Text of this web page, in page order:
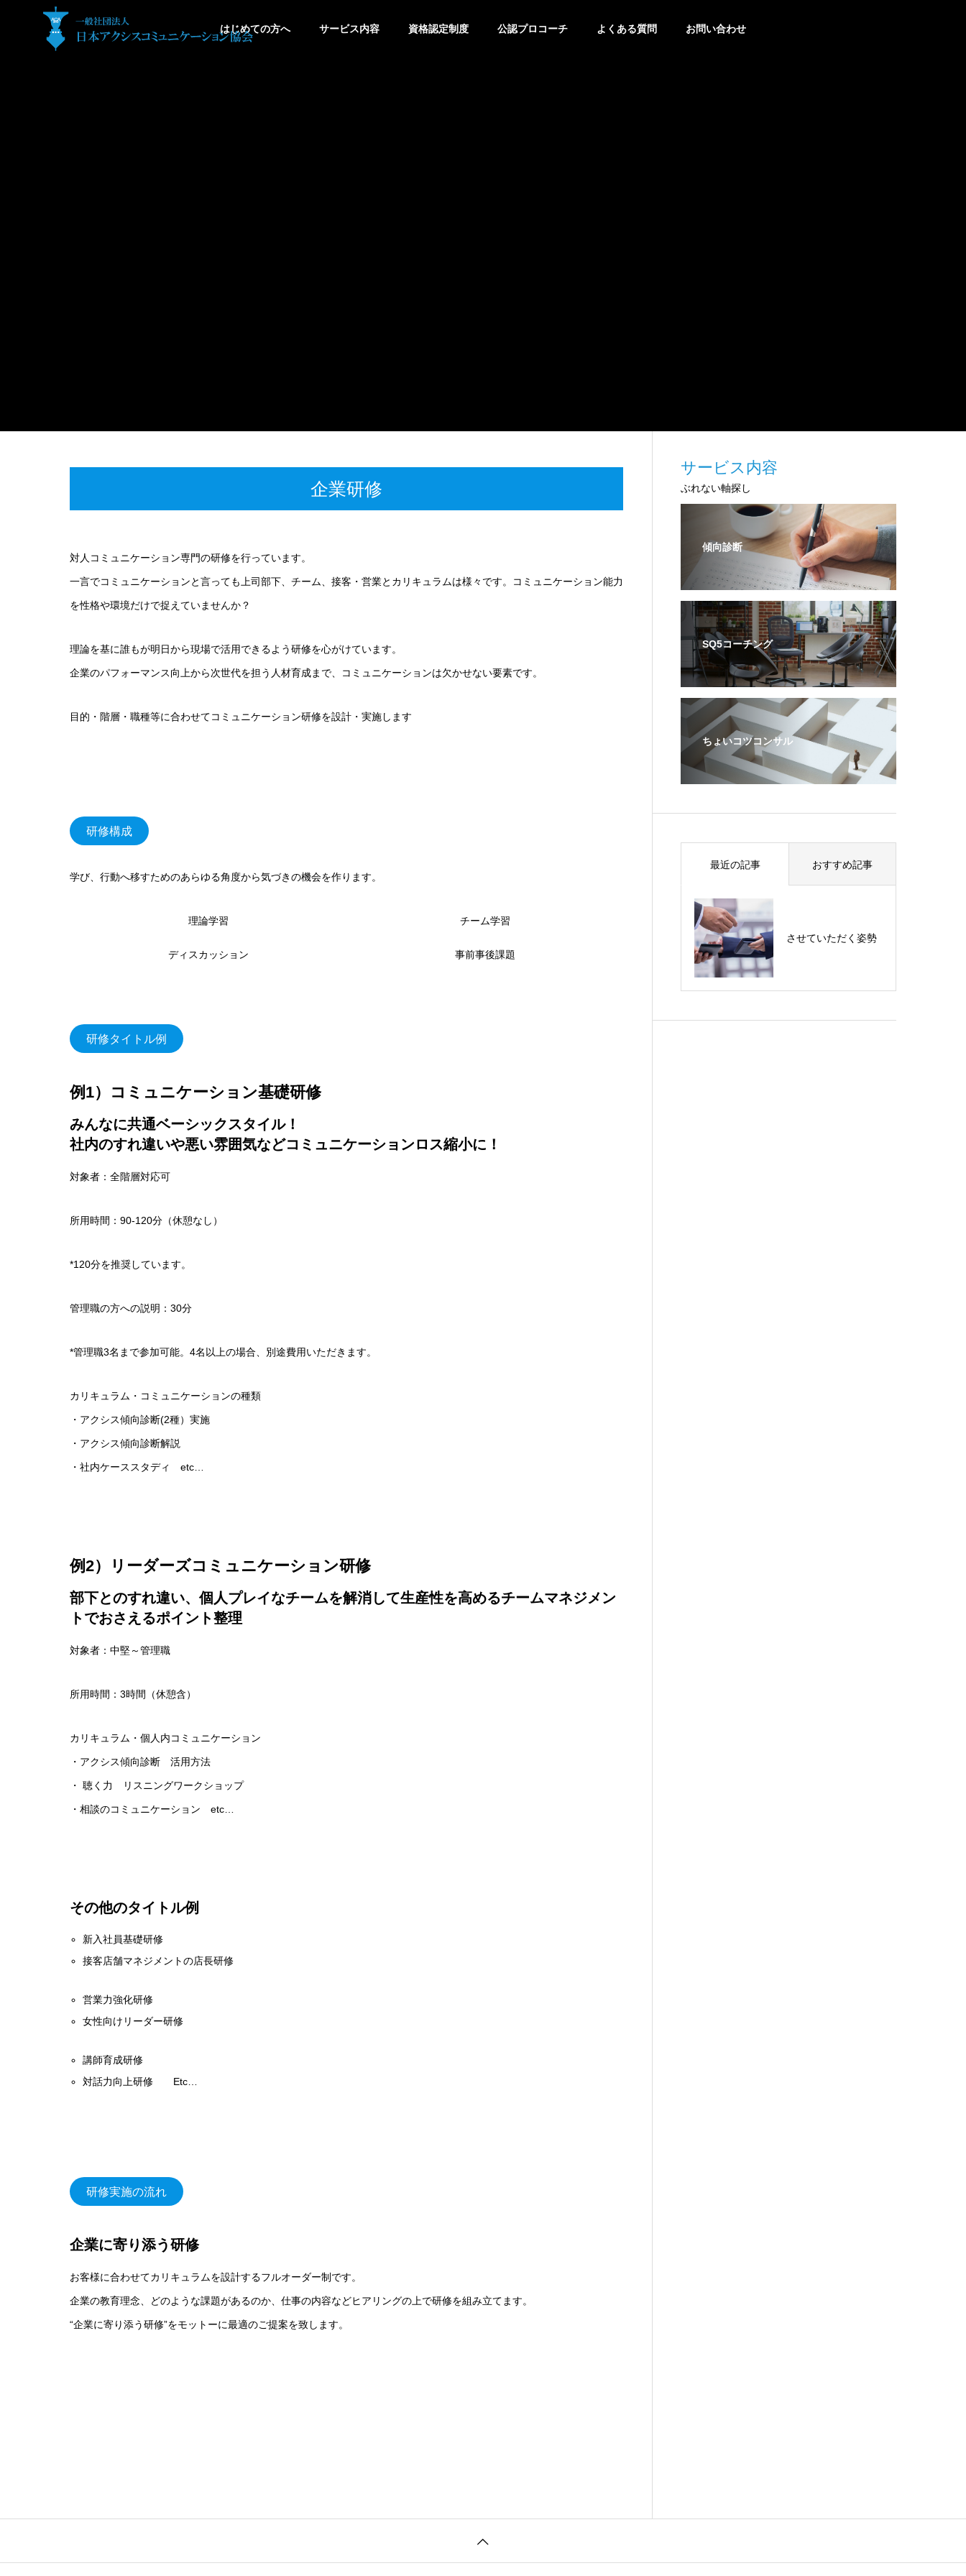
はじめての方へ サービス内容 資格認定制度 公認プロコーチ よくある質問 お問い合わせ
企業研修
対人コミュニケーション専門の研修を行っています。
一言でコミュニケーションと言っても上司部下、チーム、接客・営業とカリキュラムは様々です。コミュニケーション能力
を性格や環境だけで捉えていませんか？
理論を基に誰もが明日から現場で活用できるよう研修を心がけています。
企業のパフォーマンス向上から次世代を担う人材育成まで、コミュニケーションは欠かせない要素です。
目的・階層・職種等に合わせてコミュニケーション研修を設計・実施します
研修構成
学び、行動へ移すためのあらゆる角度から気づきの機会を作ります。
理論学習 チーム学習
ディスカッション 事前事後課題
研修タイトル例
例1）コミュニケーション基礎研修
みんなに共通ベーシックスタイル！
社内のすれ違いや悪い雰囲気などコミュニケーションロス縮小に！
対象者：全階層対応可
所用時間：90-120分（休憩なし）
*120分を推奨しています。
管理職の方への説明：30分
*管理職3名まで参加可能。4名以上の場合、別途費用いただきます。
カリキュラム・コミュニケーションの種類
・アクシス傾向診断(2種）実施
・アクシス傾向診断解説
・社内ケーススタディ etc…
例2）リーダーズコミュニケーション研修
部下とのすれ違い、個人プレイなチームを解消して生産性を高めるチームマネジメン
トでおさえるポイント整理
対象者：中堅～管理職
所用時間：3時間（休憩含）
カリキュラム・個人内コミュニケーション
・アクシス傾向診断 活用方法
・ 聴く力 リスニングワークショップ
・相談のコミュニケーション etc…
その他のタイトル例
新入社員基礎研修
接客店舗マネジメントの店長研修
営業力強化研修
女性向けリーダー研修
講師育成研修
対話力向上研修 Etc…
研修実施の流れ
企業に寄り添う研修
お客様に合わせてカリキュラムを設計するフルオーダー制です。
企業の教育理念、どのような課題があるのか、仕事の内容などヒアリングの上で研修を組み立てます。
“企業に寄り添う研修”をモットーに最適のご提案を致します。
サービス内容
ぶれない軸探し
傾向診断
SQ5コーチング
ちょいコツコンサル
最近の記事 おすすめ記事
させていただく姿勢